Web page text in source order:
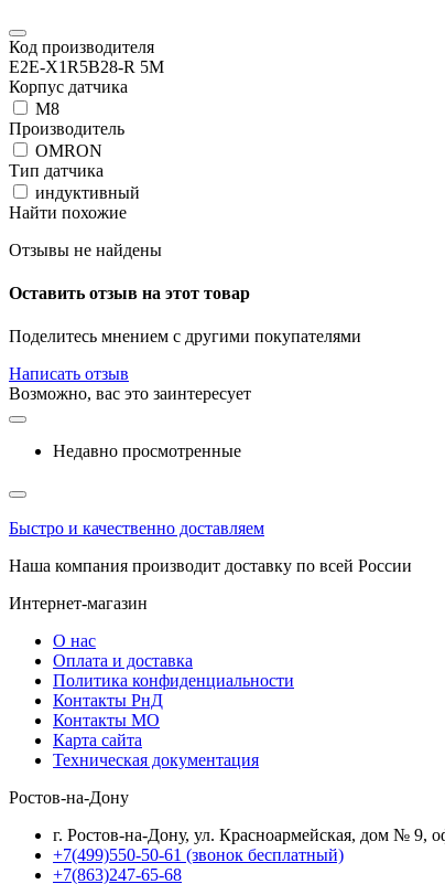
Код производителя
E2E-X1R5B28-R 5M
Корпус датчика
М8
Производитель
OMRON
Тип датчика
индуктивный
Найти похожие
Отзывы не найдены
Оставить отзыв на этот товар
Поделитесь мнением с другими покупателями
Написать отзыв
Возможно, вас это заинтересует
Недавно просмотренные
Быстро и качественно доставляем
Наша компания производит доставку по всей России
Интернет-магазин
О нас
Оплата и доставка
Политика конфиденциальности
Контакты РнД
Контакты МО
Карта сайта
Техническая документация
Ростов-на-Дону
г. Ростов-на-Дону, ул. Красноармейская, дом № 9,
+7(499)550-50-61 (звонок бесплатный)
+7(863)247-65-68